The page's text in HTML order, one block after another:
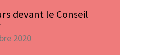
devant le Conseil
2020